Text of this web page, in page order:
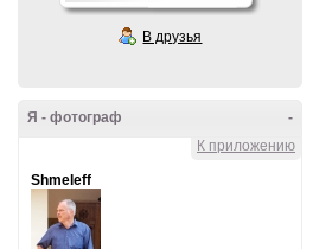
В друзья
-
Я - фотограф
К приложению
Shmeleff